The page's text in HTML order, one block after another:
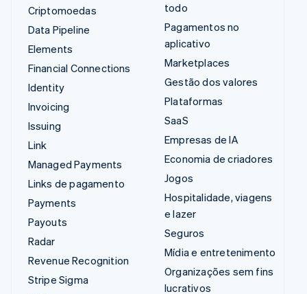
Criptomoedas
Data Pipeline
Elements
Financial Connections
Identity
Invoicing
Issuing
Link
Managed Payments
Links de pagamento
Payments
Payouts
Radar
Revenue Recognition
Stripe Sigma
todo
Pagamentos no
aplicativo
Marketplaces
Gestão dos valores
Plataformas
SaaS
Empresas de IA
Economia de criadores
Jogos
Hospitalidade, viagens
e lazer
Seguros
Mídia e entretenimento
Organizações sem fins
lucrativos